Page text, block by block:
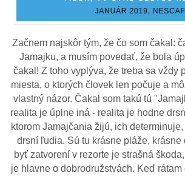
Začnem najskôr tým, že čo som čakal:
Jamajku, a musím povedať, že bola
čakal! Z toho vyplýva, že treba sa vždy
miesta, o ktorých človek len počuje a
vlastný názor. Čakal som takú tú
realita je úplne iná - realita je hodne
ktorom Jamajčania žijú, ich
drsní ľudia. Sú tu krásne pláže, krásne
byť zatvorení v rezorte je strašná
je hlavne o dobrodružstvách. Keď rátam